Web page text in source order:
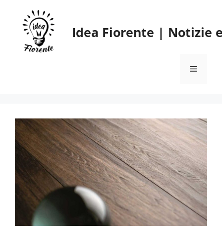
contenuto
Idea Fiorente | Notizie
Menu